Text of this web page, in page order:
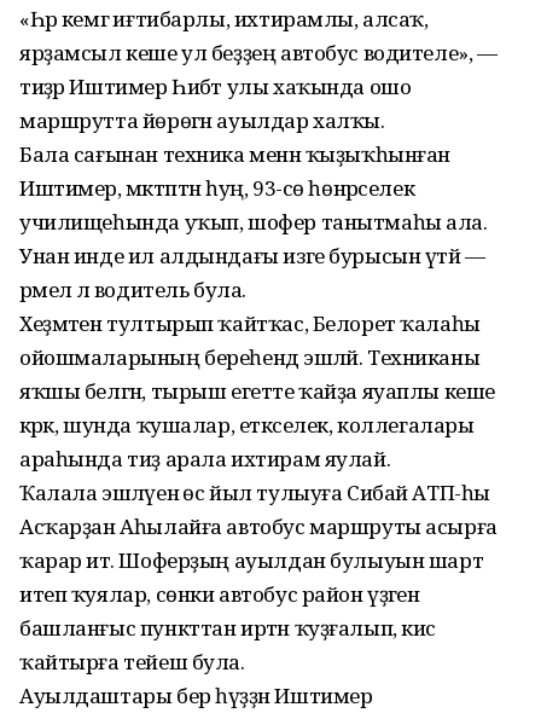
«Һәр кемгә иғтибарлы, ихтирамлы, алсаҡ,
ярҙамсыл кеше ул беҙҙең автобус водителе», —
тиҙәр Иштимер Һибәт улы хаҡында ошо
маршрутта йөрөгән ауылдар халҡы.
Бала сағынан техника менән ҡыҙыҡһынған
Иштимер, мәктәптән һуң, 93-сө һөнәрселек
училищеһында уҡып, шофер танытмаһы ала.
Унан инде ил алдындағы изге бурысын үтәй —
әрмелә лә водитель була.
Хеҙмәтен тултырып ҡайтҡас, Белорет ҡалаһы
ойошмаларының береһендә эшләй. Техниканы
яҡшы белгән, тырыш егетте ҡайҙа яуаплы кеше
кәрәк, шунда ҡушалар, етәкселек, коллегалары
араһында тиҙ арала ихтирам яулай.
Ҡалала эшләүенә өс йыл тулыуға Сибай АТП-һы
Асҡарҙан Аһылайға автобус маршруты асырға
ҡарар итә. Шоферҙың ауылдан булыуын шарт
итеп ҡуялар, сөнки автобус район үҙәгенә
башланғыс пункттан иртән ҡуҙғалып, кис
ҡайтырға тейеш була.
Ауылдаштары бер һүҙҙән Иштимер